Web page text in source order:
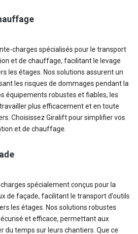
charges spécialisés pour le transport
et de chauffage, facilitant le levage
les étages. Nos solutions assurent un
les risques de dommages pendant la
équipements robustes et fiables, les
plus efficacement et en toute
Choisissez Giralift pour simplifier vos
et de chauffage.
spécialement conçus pour la
de façade, facilitant le transport d’outils
les étages. Nos solutions robustes
et efficace, permettant aux
du temps sur leurs chantiers. Que ce